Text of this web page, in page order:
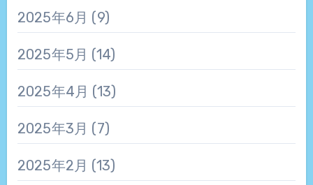
2025年6月 (9)
2025年5月 (14)
2025年4月 (13)
2025年3月 (7)
2025年2月 (13)